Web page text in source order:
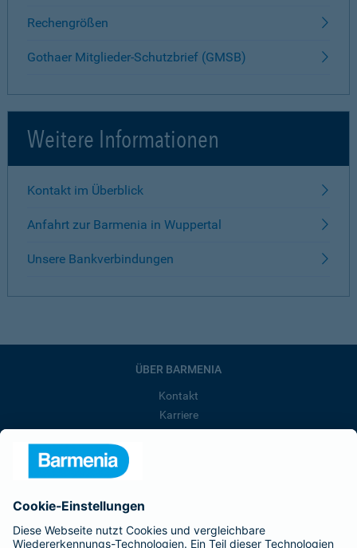
Rechengrößen
Gothaer Mitglieder-Schutzbrief (GMSB)
Weitere Informationen
Kontakt im Überblick
Anfahrt zur Barmenia in Wuppertal
Unsere Bankverbindungen
ÜBER BARMENIA
Kontakt
Karriere
Barmenia ist Teil der BarmeniaGothaer
BELIEBTE SEITEN